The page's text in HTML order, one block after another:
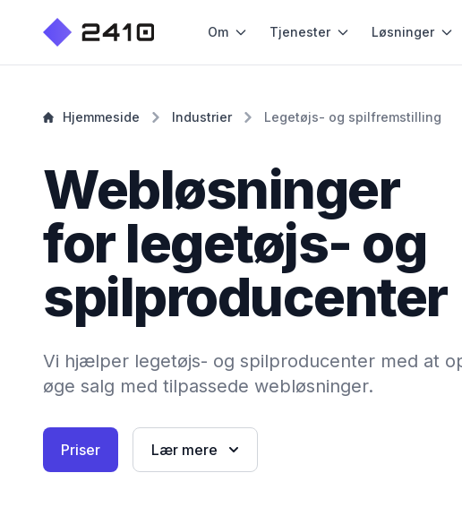
Om Tjenester Løsninger
Hjemmeside Industrier Legetøjs- og spilfremstilling
Webløsninger
for legetøjs- og
spilproducenter
Vi hjælper legetøjs- og spilproducenter med at
øge salg med tilpassede webløsninger.
Priser Lær mere